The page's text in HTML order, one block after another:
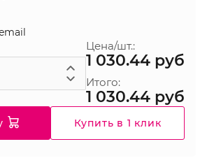
Цена/шт.:
1 030.44 руб
Итого:
1 030.44 руб
Купить в 1 клик